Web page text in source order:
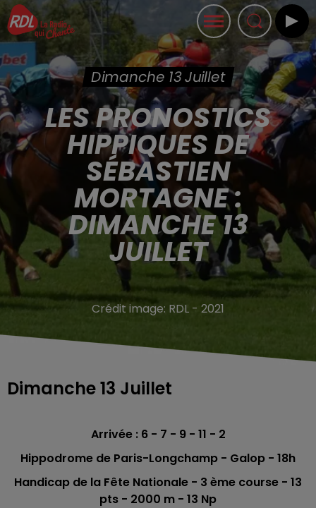
Dimanche 13 Juillet
LES PRONOSTICS
HIPPIQUES DE
SÉBASTIEN
MORTAGNE :
DIMANCHE 13
JUILLET
Crédit image: RDL - 2021
Dimanche 13 Juillet
Arrivée : 6 - 7 - 9 - 11 - 2
Hippodrome de Paris-Longchamp - Galop - 18h
Handicap de la Fête Nationale - 3 ème course - 13
pts - 2000 m - 13 Np